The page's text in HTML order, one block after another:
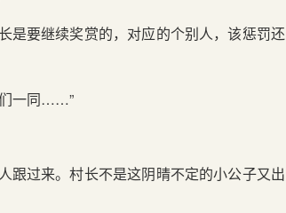
是要继续奖赏的，对应的个别人，该惩罚还
们一同……”
跟过来。村长不是这阴晴不定的小公子又出